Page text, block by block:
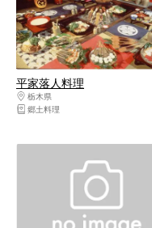
平家落人料理
栃木県
日光・霧降高原・奥日光
郷土料理